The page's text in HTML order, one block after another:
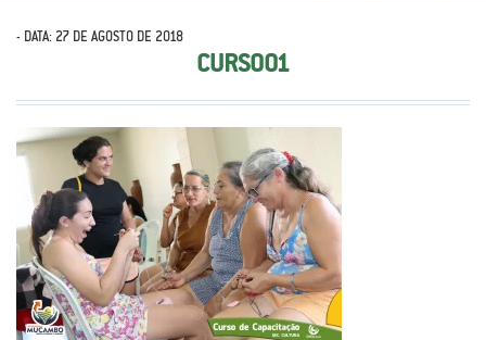
- DATA: 27 DE AGOSTO DE 2018
CURSO01